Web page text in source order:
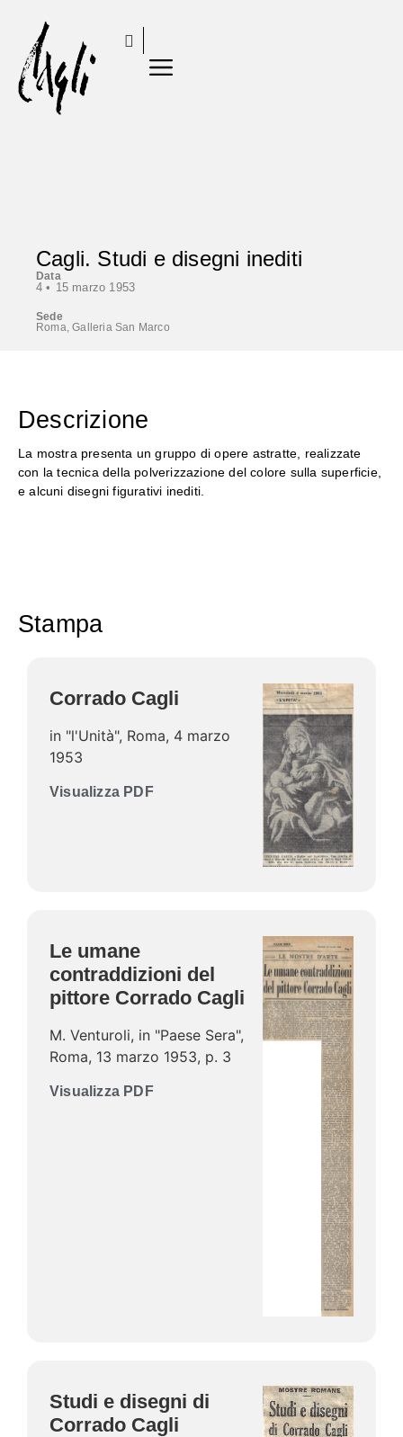
Cagli. Studi e disegni inediti
Data
4 • 15 marzo 1953
Sede
Roma, Galleria San Marco
Descrizione
La mostra presenta un gruppo di opere astratte, realizzate
con la tecnica della polverizzazione del colore sulla superficie,
e alcuni disegni figurativi inediti.
Stampa
Corrado Cagli
in "l'Unità", Roma, 4 marzo
1953
Visualizza PDF
Le umane
contraddizioni del
pittore Corrado Cagli
M. Venturoli, in "Paese Sera",
Roma, 13 marzo 1953, p. 3
Visualizza PDF
Studi e disegni di
Corrado Cagli